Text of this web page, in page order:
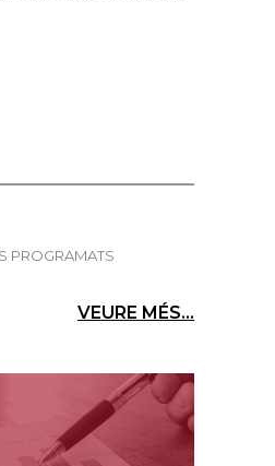
PROGRAMATS
VEURE MÉS...